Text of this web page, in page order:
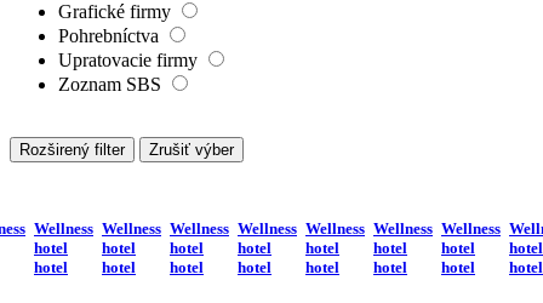
Grafické firmy
Pohrebníctva
Upratovacie firmy
Zoznam SBS
Rozširený filter Zrušiť výber
Wellness
hotel
hotel
Wellness
hotel
hotel
Wellness
hotel
hotel
Wellness
hotel
hotel
Wellness
hotel
hotel
Wellness
hotel
hotel
Wellness
hotel
hotel
hotel
hotel